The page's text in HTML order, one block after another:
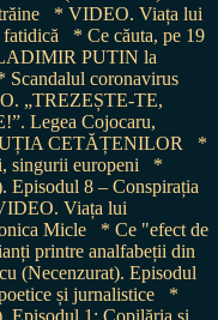
* VIDEO. Viața lui
* Ce căuta, pe 19
PUTIN la
Scandalul coronavirus
„TREZEȘTE-TE,
Legea Cojocaru,
CETĂȚENILOR
*
europeni
*
Episodul 8 – Conspirația
Viața lui
Micle
* Ce "efect de
printre analfabeții din
(Necenzurat). Episodul
și jurnalistice
*
Episodul 1: Copilăria și